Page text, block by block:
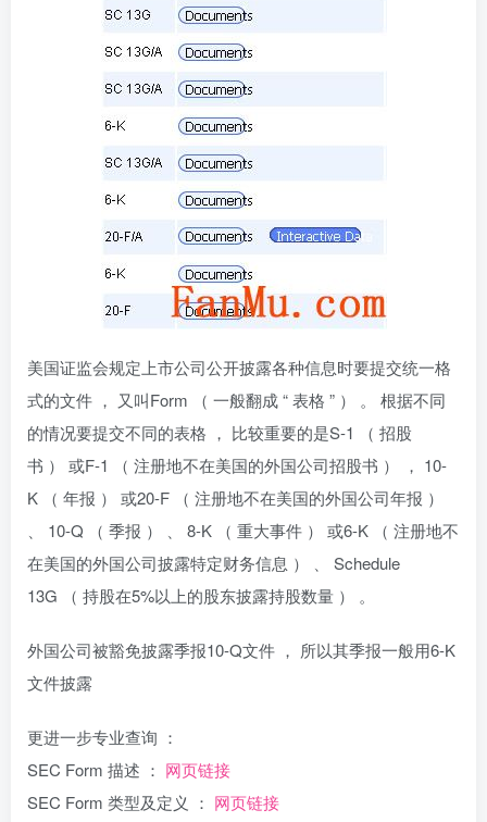
美国证监会规定上市公司公开披露各种信息时要提交统一格
式的文件 ， 又叫Form （ 一般翻成 “ 表格 ” ） 。 根据不同
的情况要提交不同的表格 ， 比较重要的是S-1 （ 招股
书 ） 或F-1 （ 注册地不在美国的外国公司招股书 ） ， 10-
K （ 年报 ） 或20-F （ 注册地不在美国的外国公司年报 ）
、 10-Q （ 季报 ） 、 8-K （ 重大事件 ） 或6-K （ 注册地不
在美国的外国公司披露特定财务信息 ） 、 Schedule
13G （ 持股在5%以上的股东披露持股数量 ） 。
外国公司被豁免披露季报10-Q文件 ， 所以其季报一般用6-K
文件披露
更进一步专业查询 ：
SEC Form 描述 ： 网页链接
SEC Form 类型及定义 ： 网页链接